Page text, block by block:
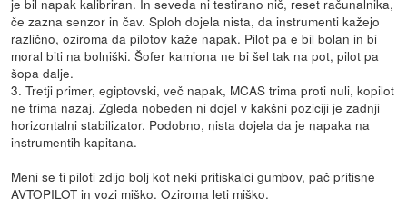
je bil napak kalibriran. In seveda ni testirano nič, reset računalnika,
če zazna senzor in čav. Sploh dojela nista, da instrumenti kažejo
različno, oziroma da pilotov kaže napak. Pilot pa e bil bolan in bi
moral biti na bolniški. Šofer kamiona ne bi šel tak na pot, pilot pa
šopa dalje.
3. Tretji primer, egiptovski, več napak, MCAS trima proti nuli, kopilot
ne trima nazaj. Zgleda nobeden ni dojel v kakšni poziciji je zadnji
horizontalni stabilizator. Podobno, nista dojela da je napaka na
instrumentih kapitana.
Meni se ti piloti zdijo bolj kot neki pritiskalci gumbov, pač pritisne
AVTOPILOT in vozi miško. Oziroma leti miško.